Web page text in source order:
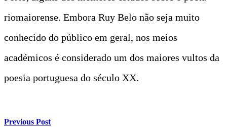
riomaiorense. Embora Ruy Belo não seja muito
conhecido do público em geral, nos meios
académicos é considerado um dos maiores vultos da
poesia portuguesa do século XX.
Previous Post